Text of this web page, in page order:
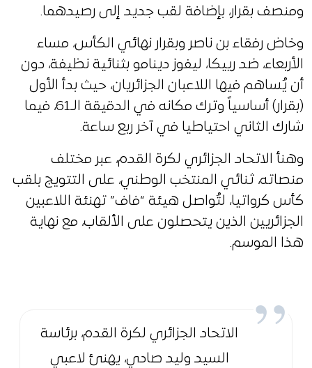
ومنصف بقرار، بإضافة لقب جديد إلى رصيدهما.
وخاض رفقاء بن ناصر وبقرار نهائي الكأس، مساء
الأربعاء، ضد رييكا، ليفوز دينامو بثنائية نظيفة، دون
أن يُساهم فيها اللاعبان الجزائريان، حيث بدأ الأول
(بقرار) أساسياً وترك مكانه في الدقيقة الـ61، فيما
شارك الثاني احتياطيا في آخر ربع ساعة.
وهنأ الاتحاد الجزائري لكرة القدم، عبر مختلف
منصاته، ثنائي المنتخب الوطني، على التتويج بلقب
كأس كرواتيا، لتُواصل هيئة “فاف” تهنئة اللاعبين
الجزائريين الذين يتحصلون على الألقاب، مع نهاية
هذا الموسم.
الاتحاد الجزائري لكرة القدم، برئاسة
السيد وليد صادي، يهنئ لاعبي